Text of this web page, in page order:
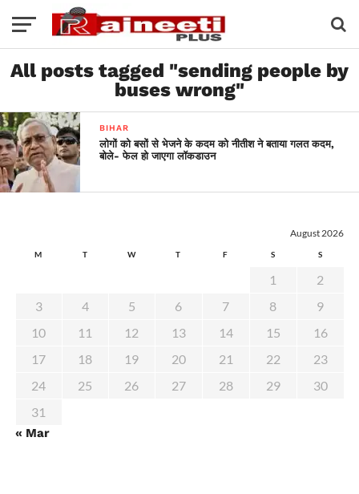
All posts tagged "sending people by
buses wrong"
BIHAR
लोगों को बसों से भेजने के कदम को नीतीश ने बताया गलत कदम,
बोले- फेल हो जाएगा लॉकडाउन
August 2026
M T W T F S S
1
2
3
4 5 6 7 8
9
10
11 12 13 14 15
16
17
18 19 20 21 22
23
24
25 26 27 28 29
30
31
« Mar